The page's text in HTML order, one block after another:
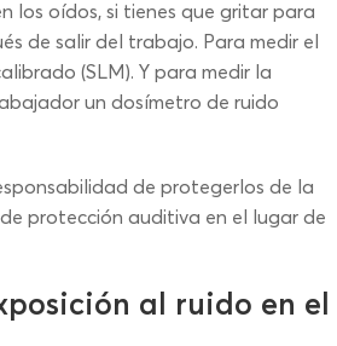
los oídos, si tienes que gritar para
de salir del trabajo. Para medir el
(SLM). Y para medir la
un dosímetro de ruido
de protegerlos de la
protección auditiva en el lugar de
al ruido en el